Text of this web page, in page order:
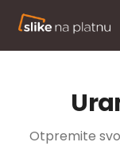
Otpremite